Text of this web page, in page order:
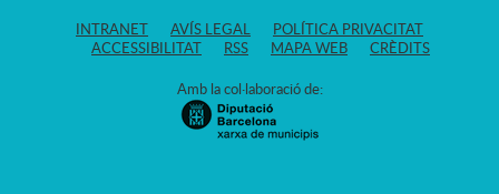
INTRANET AVÍS LEGAL
POLÍTICA PRIVACITAT
ACCESSIBILITAT
RSS MAPA WEB CRÈDITS
Amb la col·laboració de: